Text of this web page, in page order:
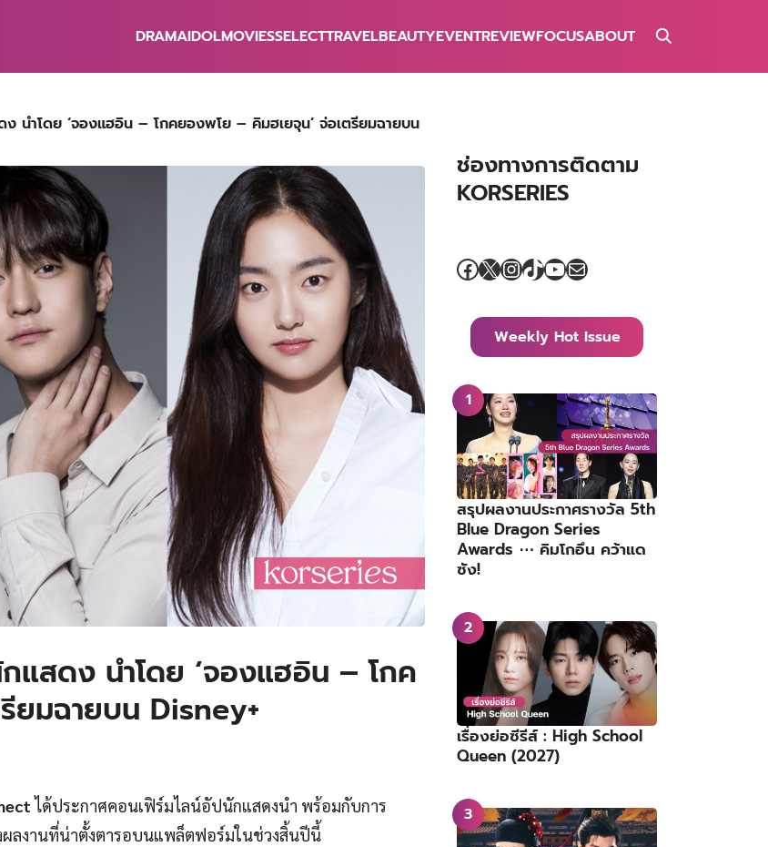
DRAMAIDOLMOVIESSELECTTRAVELBEAUTYEVENTREVIEWFOCUSABOUT
นำโดย ‘จองแฮอิน – โกคยองพโย – คิมฮเยจุน’ จ่อเตรียมฉายบน
แสดง นำโดย ‘จองแฮอิน – โกค
ยมฉายบน Disney+
ได้ประกาศคอนเฟิร์มไลน์อัปนักแสดงนำ พร้อมกับการ
ผลงานที่น่าตั้งตารอบนแพล็ตฟอร์มในช่วงสิ้นปีนี้
ช่องทางการติดตาม
KORSERIES
Facebook
X Instagram
TikTok
YouTube
Mail
Weekly Hot Issue
สรุปผลงานประกาศรางวัล 5th
Blue Dragon Series
Awards ⋯ คิมโกอึน คว้าแด
ซัง!
เรื่องย่อซีรีส์ : High School
Queen (2027)